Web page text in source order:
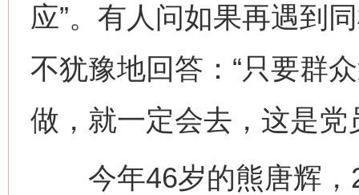
应”。有人问如果再遇到
不犹豫地回答：“只要群
做，就一定会去，这是党
今年46岁的熊唐辉，